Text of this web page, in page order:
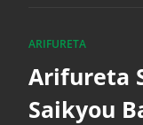
ARIFURETA
Arifureta
Saikyou